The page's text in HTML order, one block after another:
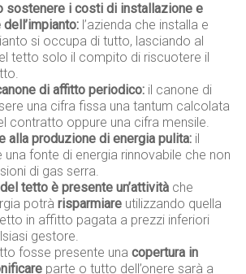
sostenere i costi di installazione e
l’azienda che installa e
si occupa di tutto, lasciando al
tetto solo il compito di riscuotere il
di affitto periodico: il canone di
una cifra fissa una tantum calcolata
contratto oppure una cifra mensile.
alla produzione di energia pulita: il
fonte di energia rinnovabile che non
di gas serra.
tetto è presente un’attività che
potràrisparmiare utilizzando quella
in affitto pagata a prezzi inferiori
gestore.
fosse presente unacopertura in
parte o tutto dell’onere sarà a